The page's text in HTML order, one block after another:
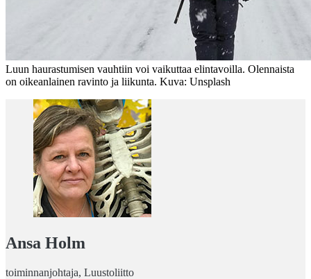
Luun haurastumisen vauhtiin voi vaikuttaa elintavoilla. Olennaista
on oikeanlainen ravinto ja liikunta. Kuva: Unsplash
Ansa Holm
toiminnanjohtaja, Luustoliitto